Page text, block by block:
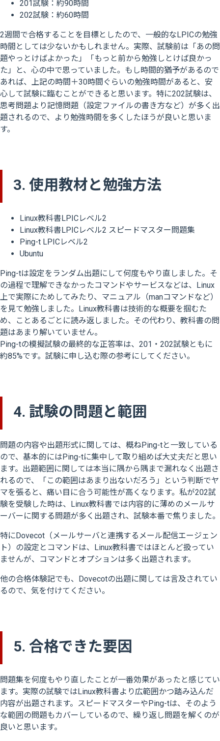
201試験：約90時間
202試験：約60時間
2週間で合格することを目標としたので、一般的なLPICの勉強
時間としては少ないかもしれません。実際、試験前は「あの問
題やっとけばよかった」「もっと前から勉強しとけば良かっ
た」と、心の中で思っていました。もし時間的猶予があるので
あれば、上記の時間＋30時間ぐらいの勉強時間があると、安
心して試験に臨むことができると思います。特に202試験は、
思考問題より記憶問題（設定ファイルの書き方など）が多く出
題されるので、より勉強時間を多くしたほうが良いと思いま
す。
3. 使用教材と勉強方法
Linux教科書LPICレベル2
Linux教科書LPICレベル2 スピードマスター問題集
Ping-t LPICレベル2
Ubuntu
Ping-tは設定をランダム出題にして何度もやり直しました。そ
の過程で理解できなかったコマンドやサービスなどは、Linux
上で実際にためしてみたり、マニュアル（manコマンドなど）
を見て勉強しました。Linux教科書は技術的な概要を掴むた
め、ことあるごとに読み返しました。その代わり、教科書の問
題はあまり解いていません。
Ping-tの模擬試験の最終的な正答率は、201・202試験ともに
約85%です。試験に申し込む際の参考にしてください。
4. 試験の問題と範囲
問題の内容や出題形式に関しては、概ねPing-tと一致している
ので、基本的にはPing-tに集中して取り組めば大丈夫だと思い
ます。出題範囲に関しては本当に隅から隅まで漏れなく出題さ
れるので、「この範囲はあまり出ないだろう」という判断でヤ
マを張ると、痛い目に合う可能性が高くなります。私が202試
験を受験した時は、Linux教科書では内容的に薄めのメールサ
ーバーに関する問題が多く出題され、試験本番で焦りました。
特にDovecot（メールサーバと連携するメール配信エージェン
ト）の設定とコマンドは、Linux教科書ではほとんど扱ってい
ませんが、コマンドとオプションは多く出題されます。
他の合格体験記でも、Dovecotの出題に関しては言及されてい
るので、気を付けてください。
5. 合格できた要因
問題集を何度もやり直したことが一番効果があったと感じてい
ます。実際の試験ではLinux教科書より広範囲かつ踏み込んだ
内容が出題されます。スピードマスターやPing-tは、そのよう
な範囲の問題もカバーしているので、繰り返し問題を解くのが
良いと思います。